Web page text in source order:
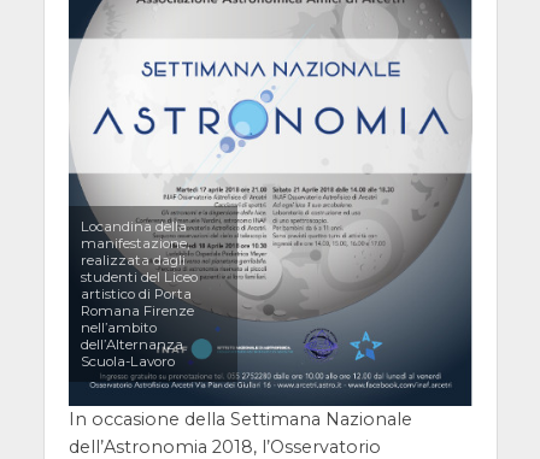
Locandina della
manifestazione,
realizzata dagli
studenti del Liceo
artistico di Porta
Romana Firenze
nell’ambito
dell’Alternanza
Scuola-Lavoro
In occasione della Settimana Nazionale
dell’Astronomia 2018, l’Osservatorio